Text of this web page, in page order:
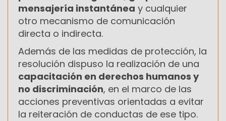
mensajería instantánea y cualquier
otro mecanismo de comunicación
directa o indirecta.
Además de las medidas de protección, la
resolución dispuso la realización de una
capacitación en derechos humanos y
no discriminación, en el marco de las
acciones preventivas orientadas a evitar
la reiteración de conductas de ese tipo.